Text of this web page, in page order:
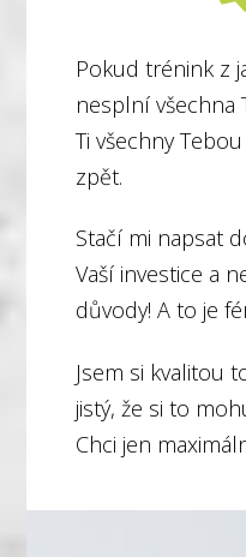
Pokud trénink z
nesplní všechna
Ti všechny
zpět.
Stačí mi napsat
Vaší investice a
důvody! A to je
Jsem si kvalitou
jistý, že si to
Chci jen